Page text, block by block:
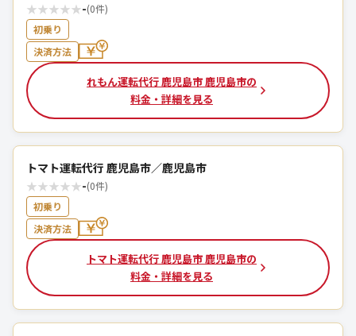
★★★★★-(0件)
初乗り
決済方法
れもん運転代行 鹿児島市 鹿児島市の
料金・詳細を見る
トマト運転代行 鹿児島市／鹿児島市
★★★★★-(0件)
初乗り
決済方法
トマト運転代行 鹿児島市 鹿児島市の
料金・詳細を見る